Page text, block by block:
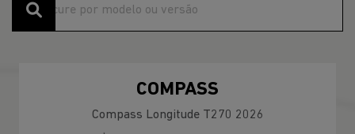
COMPASS
Compass Longitude T270 2026